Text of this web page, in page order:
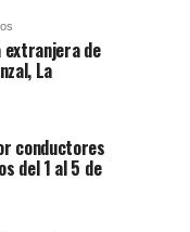
extranjera de
La
conductores
del 1 al 5 de